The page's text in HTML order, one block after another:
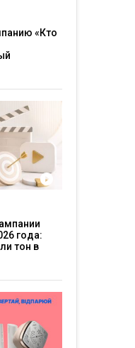
«Кто
увидеть
года:
тон в